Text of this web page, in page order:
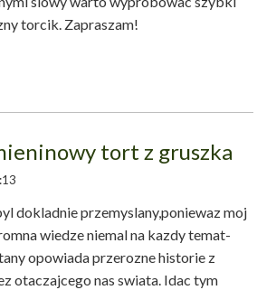
torcik. Zapraszam!
tort z gruszka
dokladnie przemyslany,poniewaz moj
wiedze niemal na kazdy temat-
opowiada przerozne historie z
otaczajcego nas swiata. Idac tym